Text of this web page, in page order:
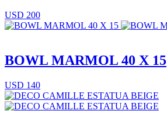
USD 200
BOWL MARMOL 40 X 15
USD 140